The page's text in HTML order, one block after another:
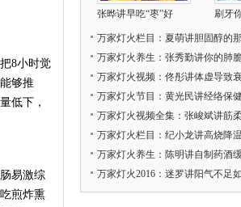
8小时觉
够推
低下，
易激综
煎炸熏
张晔讲早吃“枣”好 刷牙
万家灯火栏目：夏萌讲胆固醇的
万家灯火养生：张秀勤讲你的肺
万家灯火视频：佟彤讲体虚导致
万家灯火节目：黄光民讲经络保
万家灯火视频全集：张峻斌讲筋
万家灯火栏目：纪小龙讲高烧降
万家灯火养生：陈明讲自制药酒
万家灯火2016：迷罗讲阳气不足